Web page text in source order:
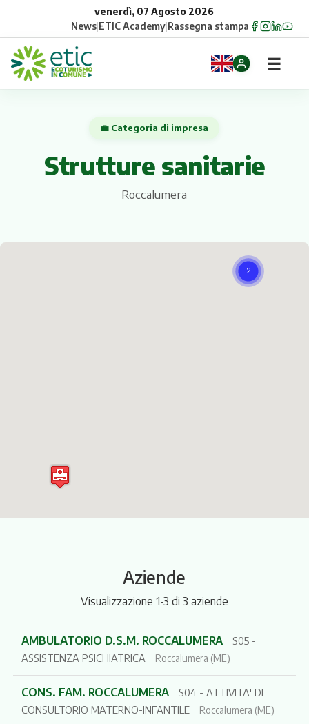
venerdì, 07 Agosto 2026
News|ETIC Academy|Rassegna stampa
Comuni
Gruppi
☰
💼 Categoria di impresa
Strutture sanitarie
Roccalumera
Aziende
Visualizzazione 1-3 di 3 aziende
AMBULATORIO D.S.M. ROCCALUMERA
S05 -
ASSISTENZA PSICHIATRICA
Roccalumera (ME)
CONS. FAM. ROCCALUMERA
S04 - ATTIVITA' DI
CONSULTORIO MATERNO-INFANTILE
Roccalumera (ME)